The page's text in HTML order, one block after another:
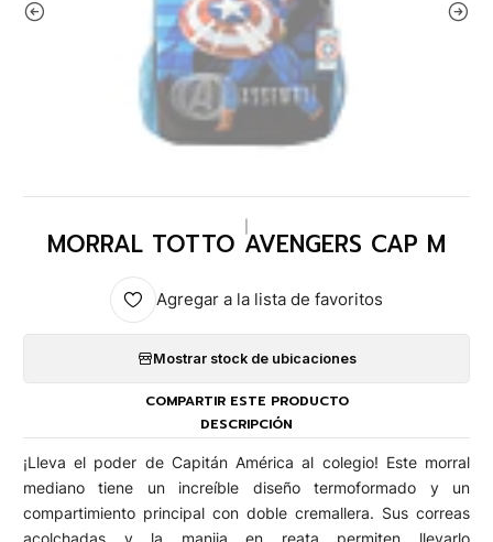
MORRAL TOTTO AVENGERS CAP M
Agregar a la lista de favoritos
Mostrar stock de ubicaciones
COMPARTIR ESTE PRODUCTO
DESCRIPCIÓN
¡Lleva el poder de Capitán América al colegio! Este morral
mediano tiene un increíble diseño termoformado y un
compartimiento principal con doble cremallera. Sus correas